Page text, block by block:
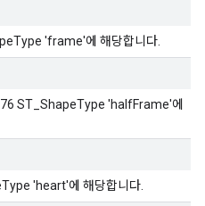
'frame'에 해당합니다.
ST_ShapeType 'halfFrame'에
'heart'에 해당합니다.